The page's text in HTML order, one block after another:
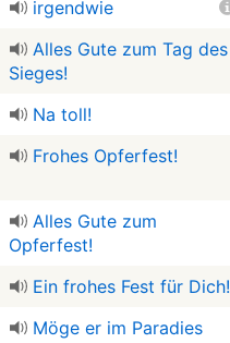
irgendwie
Alles Gute zum Tag des
Sieges!
Na toll!
Frohes Opferfest!
Alles Gute zum
Opferfest!
Ein frohes Fest für Dich!
Möge er im Paradies